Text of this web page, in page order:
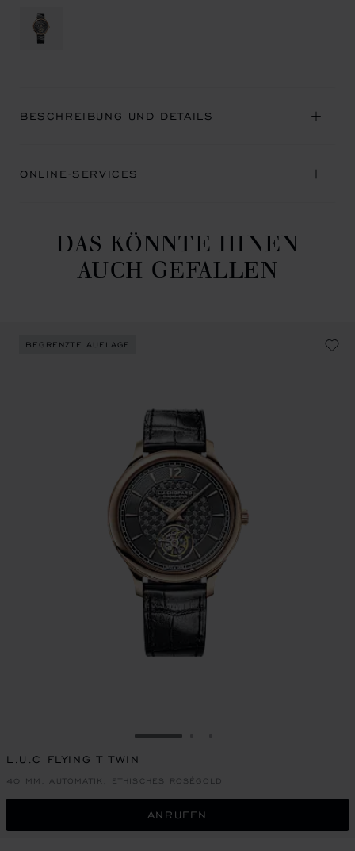
BESCHREIBUNG UND DETAILS
ONLINE-SERVICES
DAS KÖNNTE IHNEN
AUCH GEFALLEN
BEGRENZTE AUFLAGE
ZUR FOLIE GEHEN 1
L.U.C FLYING T TWIN
40 MM, AUTOMATIK, ETHISCHES ROSÉGOLD
ANRUFEN